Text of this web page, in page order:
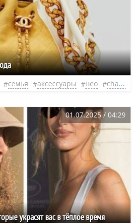
семья аксессуары нео chanel
01.07.2025 / 04:29
украсят вас в тёплое время